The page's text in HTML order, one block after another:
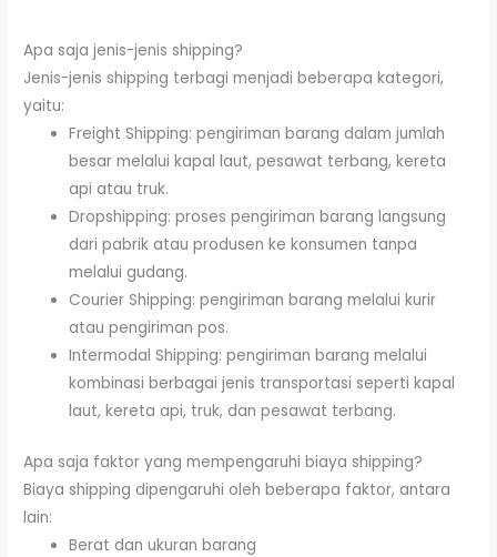
Apa saja jenis-jenis shipping?
Jenis-jenis shipping terbagi menjadi beberapa kategori,
yaitu:
Freight Shipping: pengiriman barang dalam jumlah
besar melalui kapal laut, pesawat terbang, kereta
api atau truk.
Dropshipping: proses pengiriman barang langsung
dari pabrik atau produsen ke konsumen tanpa
melalui gudang.
Courier Shipping: pengiriman barang melalui kurir
atau pengiriman pos.
Intermodal Shipping: pengiriman barang melalui
kombinasi berbagai jenis transportasi seperti kapal
laut, kereta api, truk, dan pesawat terbang.
Apa saja faktor yang mempengaruhi biaya shipping?
Biaya shipping dipengaruhi oleh beberapa faktor, antara
lain:
Berat dan ukuran barang